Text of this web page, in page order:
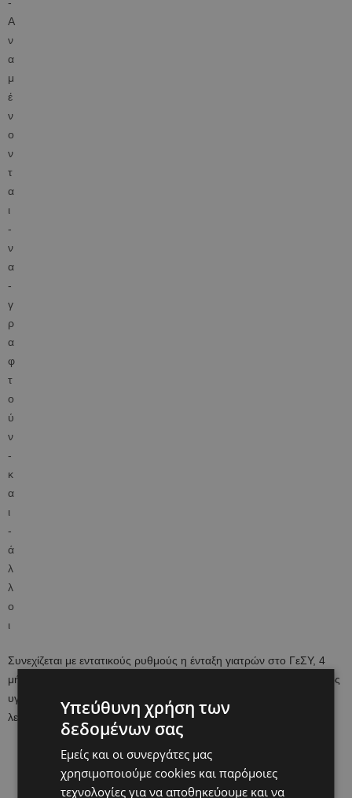
Συνεχίζεται με εντατικούς ρυθμούς η ένταξη γιατρών στο ΓεΣΥ, 4
μήνες μετά την εφαρμογή της πρώτης φάσης του νέου συστήματος
υγείας. Μια σημαντική κατηγορία γιατρών που χρειάζεται για να
λειτουργήσει το ΓεΣΥ είναι οι προσωπικοί γιατροί για παιδιά.
Υπεύθυνη χρήση των
δεδομένων σας
Εμείς και οι συνεργάτες μας
χρησιμοποιούμε cookies και παρόμοιες
τεχνολογίες για να αποθηκεύουμε και να